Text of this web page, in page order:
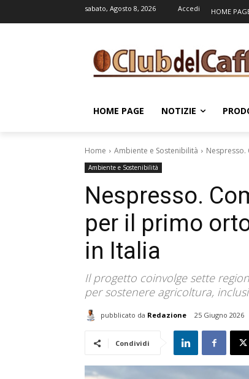
sabato, Agosto 8, 2026 Accedi HOME
HOME PAGE NOTIZIE
Home Ambiente e Sostenibilità
Ambiente e Sostenibilità
Nespresso.
per il primo
in Italia
Il progetto coinvolge sette
per sostenere agricoltura,
pubblicato da Redazione 25 Giugno 2026
Condividi